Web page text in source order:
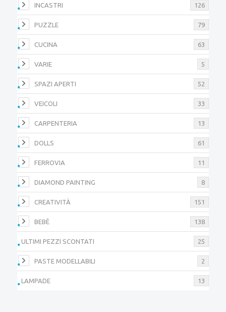
INCASTRI 126
PUZZLE 79
CUCINA 63
VARIE 5
SPAZI APERTI 52
VEICOLI 33
CARPENTERIA 13
DOLLS 61
FERROVIA 11
DIAMOND PAINTING 8
CREATIVITÀ 151
BEBÈ 138
ULTIMI PEZZI SCONTATI 25
PASTE MODELLABILI 2
LAMPADE 13